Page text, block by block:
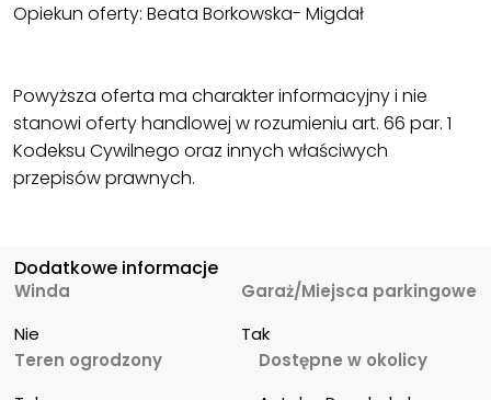
Opiekun oferty: Beata Borkowska- Migdał
Powyższa oferta ma charakter informacyjny i nie
stanowi oferty handlowej w rozumieniu art. 66 par. 1
Kodeksu Cywilnego oraz innych właściwych
przepisów prawnych.
Dodatkowe informacje
Winda
Nie
Garaż/Miejsca parkingowe
Tak
Teren ogrodzony
Dostępne w okolicy